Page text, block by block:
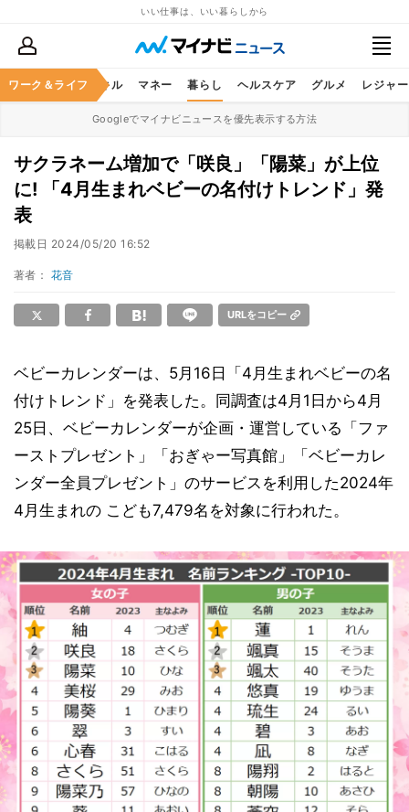
いい仕事は、いい暮らしから
ワーク＆ライフ
ア ビジネススキル マネー 暮らし ヘルスケア グルメ レジャー
Googleでマイナビニュースを優先表示する方法
サクラネーム増加で「咲良」「陽菜」が上位
に! 「4月生まれベビーの名付けトレンド」発
表
掲載日 2024/05/20 16:52
著者： 花音
URLをコピー
ベビーカレンダーは、5月16日「4月生まれベビーの名
付けトレンド」を発表した。同調査は4月1日から4月
25日、ベビーカレンダーが企画・運営している「ファ
ーストプレゼント」「おぎゃー写真館」「ベビーカレ
ンダー全員プレゼント」のサービスを利用した2024年
4月生まれの こども7,479名を対象に行われた。